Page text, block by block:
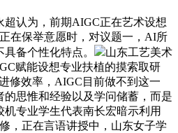
认为，前期AIGC正在艺术设想
在保举意愿时，对议题一，AI所
备个性化特点。
山东工艺美术
赋能设想专业扶植的摸索取研
修效率，AIGC目前做不到这一
的思惟和经验以及学问储蓄，而是
专业学生代表南长宏暗示利用
，正在言语讲授中，山东女子学